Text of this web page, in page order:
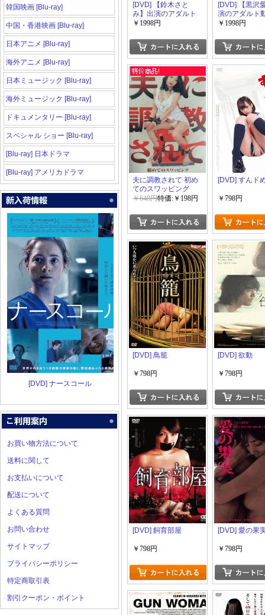
韓国映画 [Blu-ray]
中国・香港映画 [Blu-ray]
日本アニメ [Blu-ray]
海外アニメ [Blu-ray]
日本ミュージック [Blu-ray]
海外ミュージック [Blu-ray]
ドキュメンタリー [Blu-ray]
スペシャル ショー [Blu-ray]
[Blu-ray] 日本ドラマ
[Blu-ray] アメリカドラマ
[DVD] ナースコール
お買い物方法について
送料に関して
お支払いについて
配送について
よくある質問
お問い合わせ
サイトマップ
プライバシーポリシー
特定商取引表
割引クーポン・ポイント
[DVD] 【鈴木さと
み】出演のアダルト
動画
￥1998円
[DVD] 【黒沢
演のアダルト
￥1998円
夫に調教されて 初め
てのスワッピング
￥648円特価:￥198円
[DVD] すんド
￥798円
[DVD] 鳥籠
￥798円
[DVD] 欲動
￥798円
[DVD] 飼育部屋
￥798円
[DVD] 愛の果
￥798円